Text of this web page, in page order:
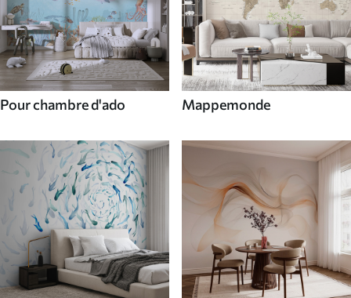
Pour chambre d'ado Mappemonde